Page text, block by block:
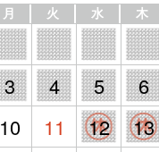
月 火 水 木
3
4 5 6
10
11 12 13